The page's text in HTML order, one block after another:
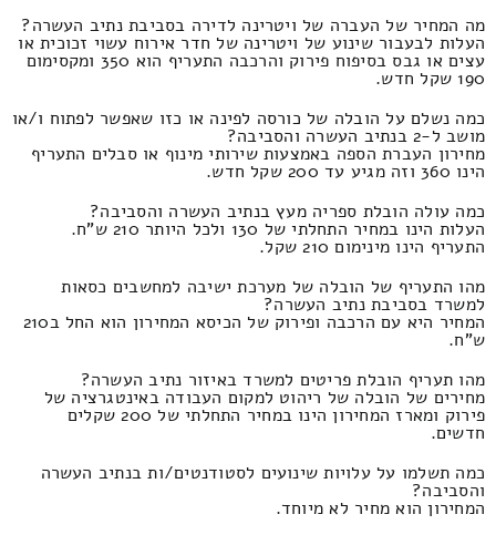
מה המחיר של העברה של ויטרינה לדירה בסביבת נתיב העשרה?
העלות לבעבור שינוע של ויטרינה של חדר אירוח עשוי זכוכית או
עצים או גבס בסיפוח פירוק והרכבה התעריף הוא 350 ומקסימום
190 שקל חדש.
כמה נשלם על הובלה של כורסה לפינה או כזו שאפשר לפתוח ו/או
מושב ל-2 בנתיב העשרה והסביבה?
מחירון העברת הספה באמצעות שירותי מינוף או סבלים התעריף
הינו 360 וזה מגיע עד 200 שקל חדש.
כמה עולה הובלת ספריה מעץ בנתיב העשרה והסביבה?
העלות הינו במחיר התחלתי של 130 ולכל היותר 210 ש"ח.
התעריף הינו מינימום 210 שקל.
מהו התעריף של הובלה של מערכת ישיבה למחשבים כסאות
למשרד בסביבת נתיב העשרה?
המחיר היא עם הרכבה ופירוק של הכיסא המחירון הוא החל ב210
ש"ח.
מהו תעריף הובלת פריטים למשרד באיזור נתיב העשרה?
מחירים של הובלה של ריהוט למקום העבודה באינטגרציה של
פירוק ומארז המחירון הינו במחיר התחלתי של 200 שקלים
חדשים.
כמה תשלמו על עלויות שינועים לסטודנטים/ות בנתיב העשרה
והסביבה?
המחירון הוא מחיר לא מיוחד.